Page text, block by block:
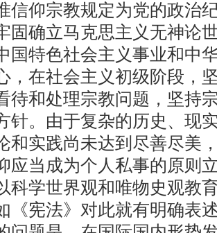
信仰宗教规定为党的政治
固确立马克思主义无神论
国特色社会主义事业和中
，在社会主义初级阶段，
待和处理宗教问题，坚持
针。由于复杂的历史、现
和实践尚未达到尽善尽美
应当成为个人私事的原则
科学世界观和唯物史观教
《宪法》对此就有明确表